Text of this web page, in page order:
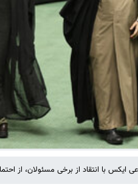
ایکس با انتقاد از برخی مسئولان، از